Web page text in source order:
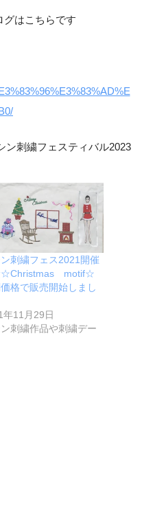
グはこちらです
ン刺繍フェスティバル2023
ン刺繍フェス2021開催
☆Christmas motif☆
格で販売開始しまし
年11月29日
ン刺繍作品や刺繍デー